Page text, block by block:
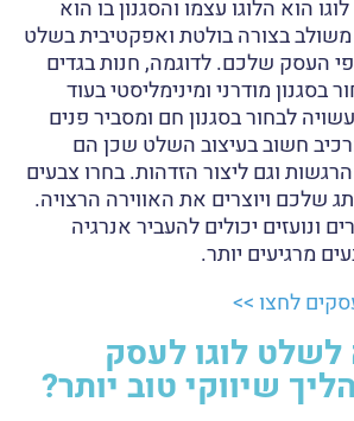
הוא הלוגו עצמו והסגנון בו הוא
משולב בצורה בולטת ואפקטיבית בשלט
העסק שלכם. לדוגמה, חנות בגדים
בסגנון מודרני ומינימליסטי בעוד
לבחור בסגנון חם ומסביר פנים
חשוב בעיצוב השלט שכן הם
וגם ליצור הזדהות. בחרו צבעים
ויוצרים את האווירה הרצויה.
ונועזים יכולים להעביר אנרגיה
מרגיעים יותר.
לחצו >>
לוגו לעסק
שיווקי טוב יותר?